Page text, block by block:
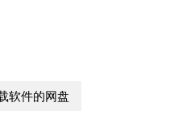
软件的网盘